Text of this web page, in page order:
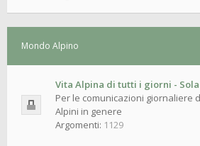
Mondo Alpino
Vita Alpina di tutti i giorni -
Per le comunicazioni giornaliere
Alpini in genere
Argomenti: 1129